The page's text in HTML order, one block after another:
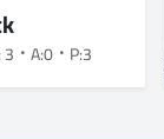
3 A:0 P:3